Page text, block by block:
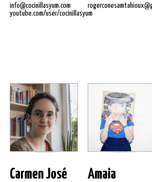
info@cocinillasyum.com
youtube.com/user/cocinillasyum
Carmen José
Amaia